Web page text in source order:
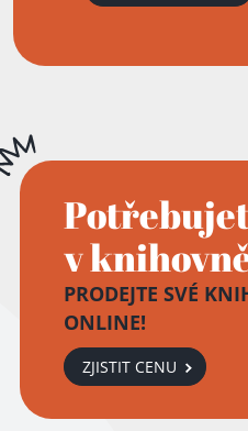
v
PRODEJTE SVÉ
ONLINE!
ZJISTIT CENU